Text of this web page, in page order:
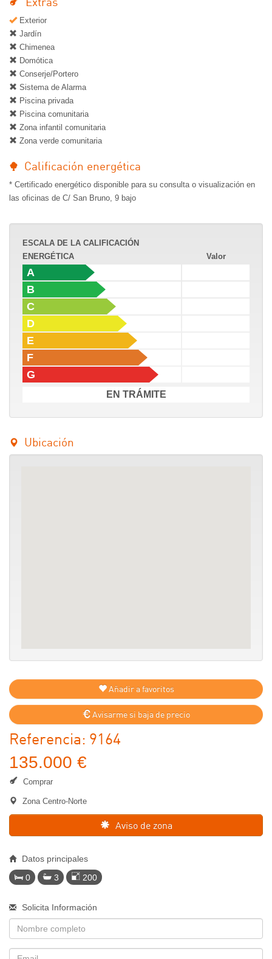
Exterior
Jardín
Chimenea
Domótica
Conserje/Portero
Sistema de Alarma
Piscina privada
Piscina comunitaria
Zona infantil comunitaria
Zona verde comunitaria
Calificación energética
* Certificado energético disponible para su consulta o visualización en
las oficinas de C/ San Bruno, 9 bajo
ESCALA DE LA CALIFICACIÓN
ENERGÉTICA
Valor
A
B
C
D
E
F
G
EN TRÁMITE
Ubicación
Añadir a favoritos
Avisarme si baja de precio
Referencia: 9164
135.000 €
Comprar
Zona Centro-Norte
Aviso de zona
Datos principales
0
3 200
Solicita Información
Nombre
Email